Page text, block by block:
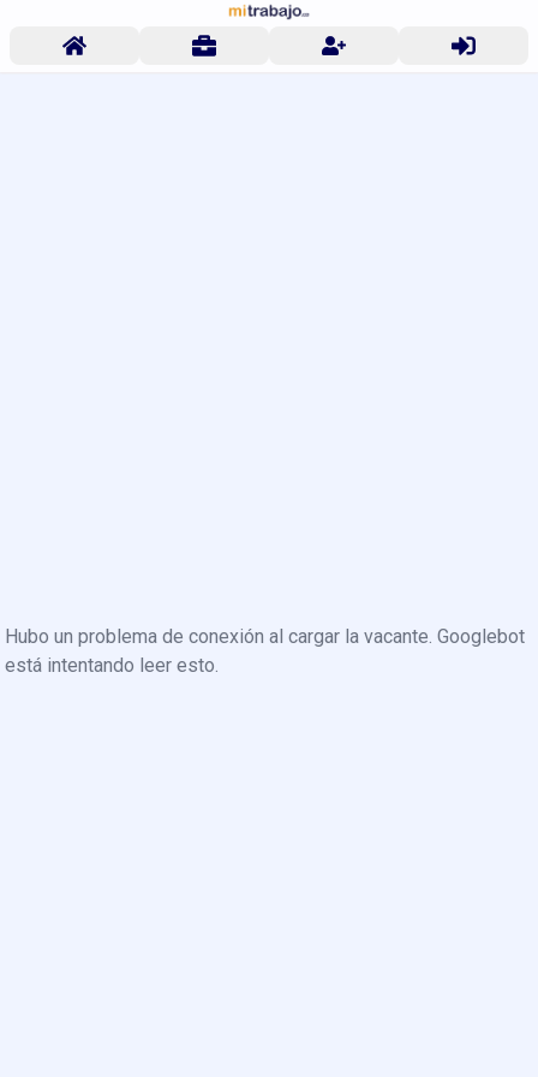
Hubo un problema de conexión al cargar la vacante. Googlebot
está intentando leer esto.